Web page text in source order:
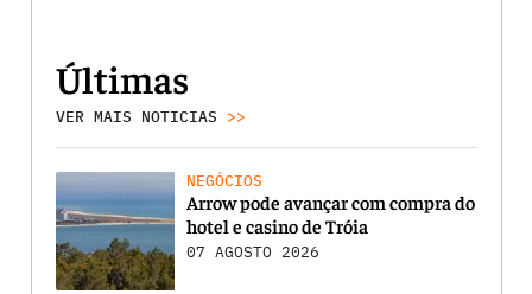
Últimas
VER MAIS NOTICIAS >>
NEGÓCIOS
Arrow pode avançar com compra do
hotel e casino de Tróia
07 AGOSTO 2026